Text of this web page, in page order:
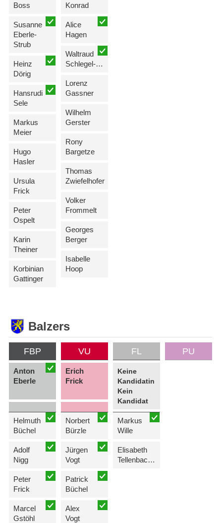
Boss
Susanne
Eberle-
Strub
Heinz
Dörig
Hansrudi
Sele
Markus
Meier
Hugo
Hasler
Ursula
Frick
Peter
Ospelt
Karin
Theiner
Korbinian
Gattinger
Konrad
Alice
Hagen
Waltraud
Schlegel-Biedermann
Lorenz
Gassner
Wilhelm
Gerster
Rony
Bargetze
Thomas
Zwiefelhofer
Volker
Frommelt
Georges
Berger
Isabelle
Hoop
Balzers
FBP
Anton
Eberle
Helmuth
Büchel
Adolf
Nigg
Peter
Frick
Marcel
Gstöhl
VU
Erich
Frick
Norbert
Bürzle
Jürgen
Vogt
Patrick
Büchel
Alex
Vogt
FL
Keine
Kandidatin
Kein
Kandidat
Markus
Wille
Elisabeth
Tellenbach-Frick
PU